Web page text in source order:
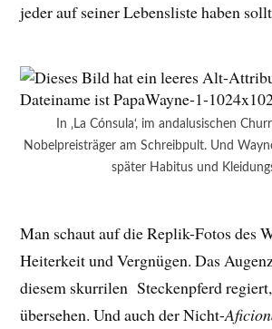
jeder auf seiner Lebensliste haben
In ‚La Cónsula‘, im andalusischen
Nobelpreisträger am Schreibpult. Und
später Habitus und
Man schaut auf die Replik-Fotos des
Heiterkeit und Vergnügen. Das
diesem skurrilen Steckenpferd
übersehen. Und auch der Nicht-